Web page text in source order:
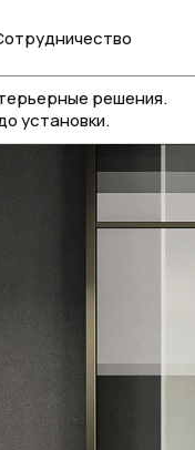
решения.
установки.